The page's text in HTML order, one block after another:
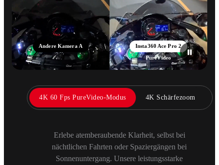
Andere Kamera A
Insta360 Ace Pro 2
PureVideo
4K 60 Fps PureVideo-Modus 4K Schärfezoom
Erlebe atemberaubende Klarheit, selbst bei
nächtlichen Fahrten oder Spaziergängen bei
Sonnenuntergang. Unsere leistungsstarke